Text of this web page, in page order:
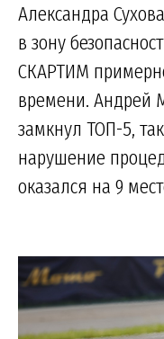
Александра
в зону
СКАРТИМ
времени. Андрей
замкнул ТОП-5,
нарушение
оказался на 9